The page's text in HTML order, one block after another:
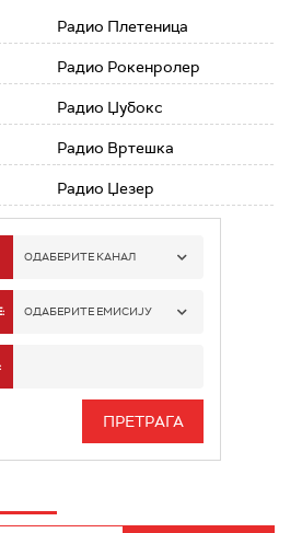
Радио Плетеница
Радио Рокенролер
Радио Џубокс
Радио Вртешка
Радио Џезер
ОДАБЕРИТЕ КАНАЛ
РАДИО БЕОГРАД 1
РАДИО БЕОГРАД 3
ОДАБЕРИТЕ ЕМИСИЈУ